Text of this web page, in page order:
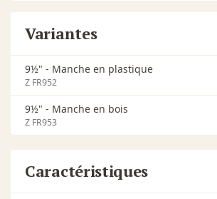
Variantes
9½" - Manche en plastique
Z FR952
9½" - Manche en bois
Z FR953
Caractéristiques